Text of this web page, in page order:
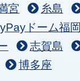
宮 糸島
ドーム福岡
志賀島
博多座